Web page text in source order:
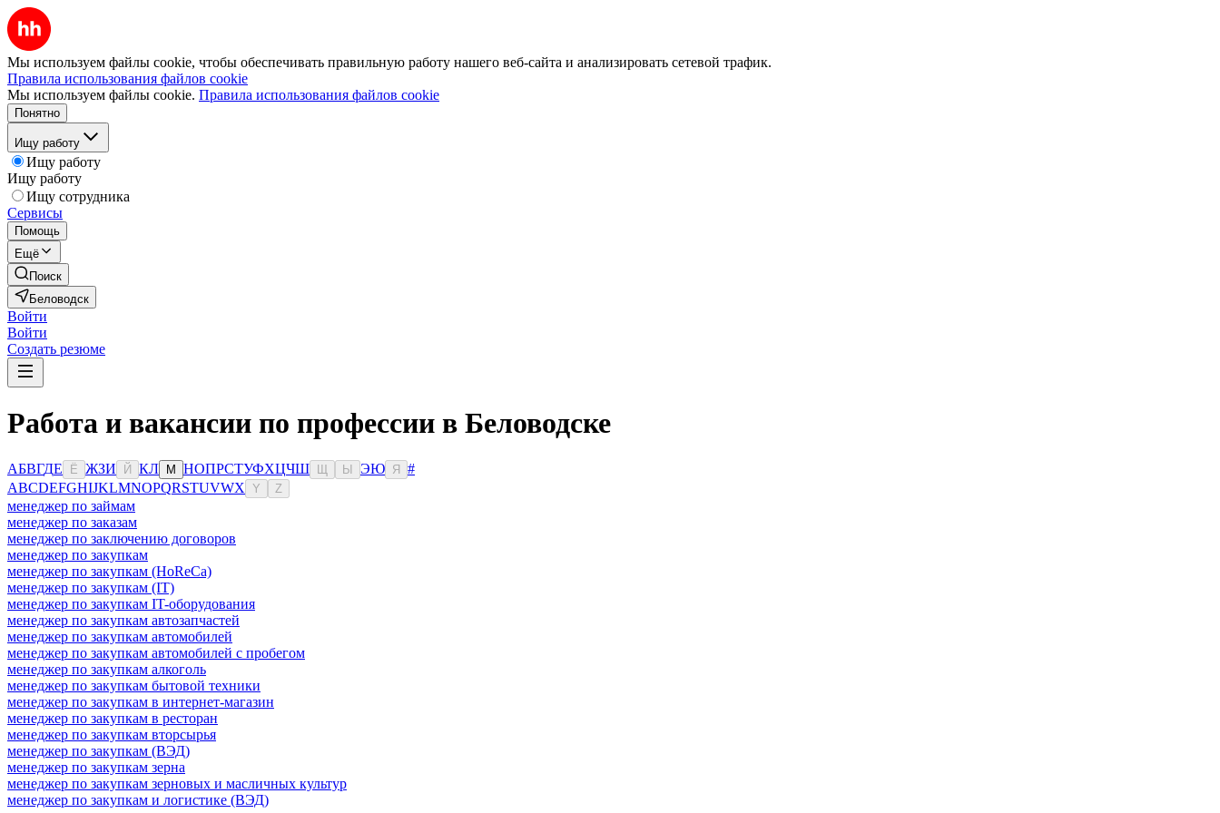
Мы используем файлы cookie, чтобы обеспечивать правильную работу нашего веб-сайта и анализировать сетевой трафик.
Правила использования файлов cookie
Мы используем файлы cookie. Правила использования файлов cookie
Понятно
Ищу работу
Ищу работу
Ищу работу
Ищу сотрудника
Сервисы
Помощь
Ещё
Поиск
Беловодск
Войти
Войти
Создать резюме
Работа и вакансии по профессии в Беловодске
АБВГДЕ Ё ЖЗИ Й КЛ М НОПРСТУФХЦЧШ Ы ЭЮ Я
#
ABCDEFGHIJKLMNOPQRSTUVWX Y Z
менеджер по займам
менеджер по заказам
менеджер по заключению договоров
менеджер по закупкам
менеджер по закупкам (HoReCa)
менеджер по закупкам (IT)
менеджер по закупкам IT-оборудования
менеджер по закупкам автозапчастей
менеджер по закупкам автомобилей
менеджер по закупкам автомобилей с пробегом
менеджер по закупкам алкоголь
менеджер по закупкам бытовой техники
менеджер по закупкам в интернет-магазин
менеджер по закупкам в ресторан
менеджер по закупкам вторсырья
менеджер по закупкам (ВЭД)
менеджер по закупкам зерна
менеджер по закупкам зерновых и масличных культур
менеджер по закупкам и логистике (ВЭД)